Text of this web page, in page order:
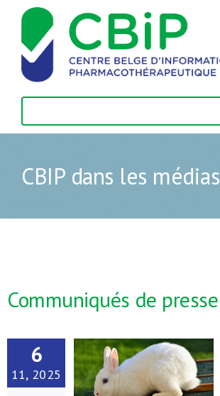
Passer
contenu
Contact
À propos de nous
NL
CBIP dans les médias
Communiqués de presse
6
11, 2025